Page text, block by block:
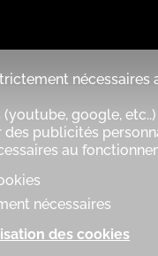
(youtube, google,
des publicités
au
nécessaires
des cookies